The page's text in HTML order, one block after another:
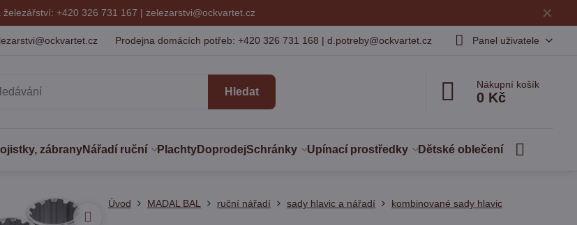
✕
železářství: +420 326 731 167 | zelezarstvi@ockvartet.cz
Prodejna domácích potřeb: +420 326 731 168 | d.potreby@ockvartet.cz Panel uživatele
Hledat
Nákupní košík
0 Kč
zábranyNářadí ruční PlachtyDoprodejSchránky Upínací prostředky Dětské oblečení
Úvod MADAL BAL ruční nářadí sady hlavic a nářadí kombinované sady hlavic